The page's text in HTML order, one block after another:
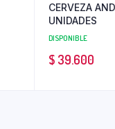
CERVEZA
UNIDADES
DISPONIBLE
$ 39.600